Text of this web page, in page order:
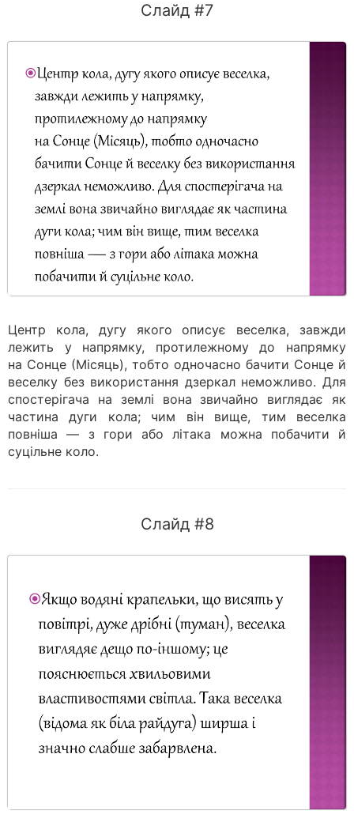
Слайд #7
Центр кола, дугу якого описує веселка, завжди
лежить у напрямку, протилежному до напрямку
на Сонце (Місяць), тобто одночасно бачити Сонце й
веселку без використання дзеркал неможливо. Для
спостерігача на землі вона звичайно виглядає як
частина дуги кола; чим він вище, тим веселка
повніша — з гори або літака можна побачити й
суцільне коло.
Слайд #8